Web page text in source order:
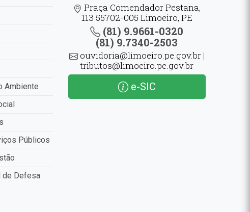
Ambiente
Públicos
de Defesa
Praça Comendador Pestana,
113 55702-005 Limoeiro, PE
(81) 9.9661-0320
(81) 9.7340-2503
ouvidoria@limoeiro.pe.gov.br |
tributos@limoeiro.pe.gov.br
e-SIC